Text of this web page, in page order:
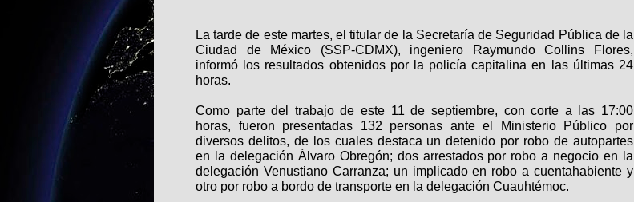
La tarde de este martes, el titular de la Secretaría de Seguridad Pública de la
Ciudad de México (SSP-CDMX), ingeniero Raymundo Collins Flores,
informó los resultados obtenidos por la policía capitalina en las últimas 24
horas.
Como parte del trabajo de este 11 de septiembre, con corte a las 17:00
horas, fueron presentadas 132 personas ante el Ministerio Público por
diversos delitos, de los cuales destaca un detenido por robo de autopartes
en la delegación Álvaro Obregón; dos arrestados por robo a negocio en la
delegación Venustiano Carranza; un implicado en robo a cuentahabiente y
otro por robo a bordo de transporte en la delegación Cuauhtémoc.